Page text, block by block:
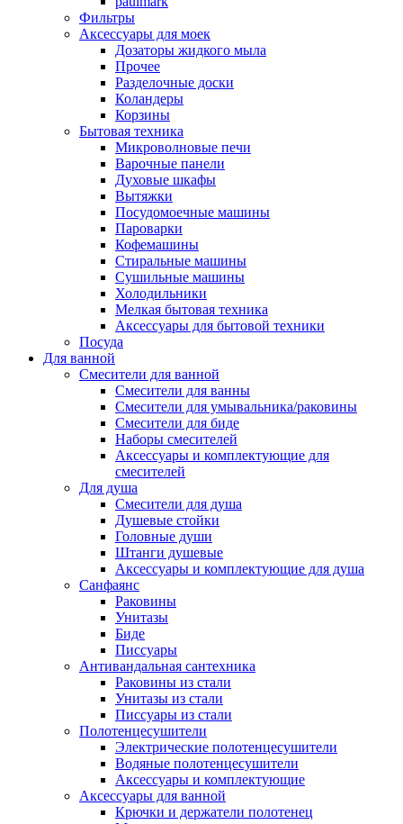
Фильтры
Аксессуары для моек
Дозаторы жидкого мыла
Прочее
Разделочные доски
Коландеры
Корзины
Бытовая техника
Микроволновые печи
Варочные панели
Духовые шкафы
Вытяжки
Посудомоечные машины
Пароварки
Кофемашины
Стиральные машины
Сушильные машины
Холодильники
Мелкая бытовая техника
Аксессуары для бытовой техники
Посуда
Для ванной
Смесители для ванной
Смесители для ванны
Смесители для умывальника/раковины
Смесители для биде
Наборы смесителей
Аксессуары и комплектующие для
смесителей
Для душа
Смесители для душа
Душевые стойки
Головные души
Штанги душевые
Аксессуары и комплектующие для душа
Санфаянс
Раковины
Унитазы
Биде
Писсуары
Антивандальная сантехника
Раковины из стали
Унитазы из стали
Писсуары из стали
Полотенцесушители
Электрические полотенцесушители
Водяные полотенцесушители
Аксессуары и комплектующие
Аксессуары для ванной
Крючки и держатели полотенец